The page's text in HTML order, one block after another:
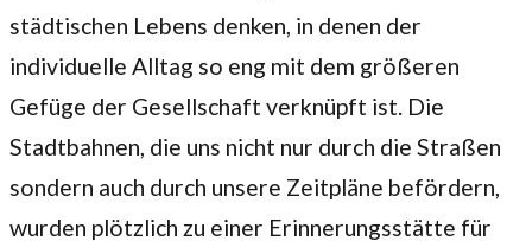
städtischen Lebens denken, in denen der
individuelle Alltag so eng mit dem größeren
Gefüge der Gesellschaft verknüpft ist. Die
Stadtbahnen, die uns nicht nur durch die Straßen
sondern auch durch unsere Zeitpläne befördern,
wurden plötzlich zu einer Erinnerungsstätte für